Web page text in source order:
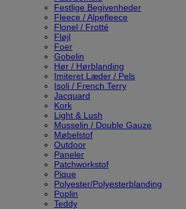
Festlige Begivenheder
Fleece / Alpefleece
Flonel / Frotté
Fløjl
Foer
Gobelin
Hør / Hørblanding
Imiteret Læder / Pels
Isoli / French Terry
Jacquard
Kork
Light & Lush
Musselin / Double Gauze
Møbelstof
Outdoor
Paneler
Patchworkstof
Pique
Polyester/Polyesterblanding
Poplin
Teddy